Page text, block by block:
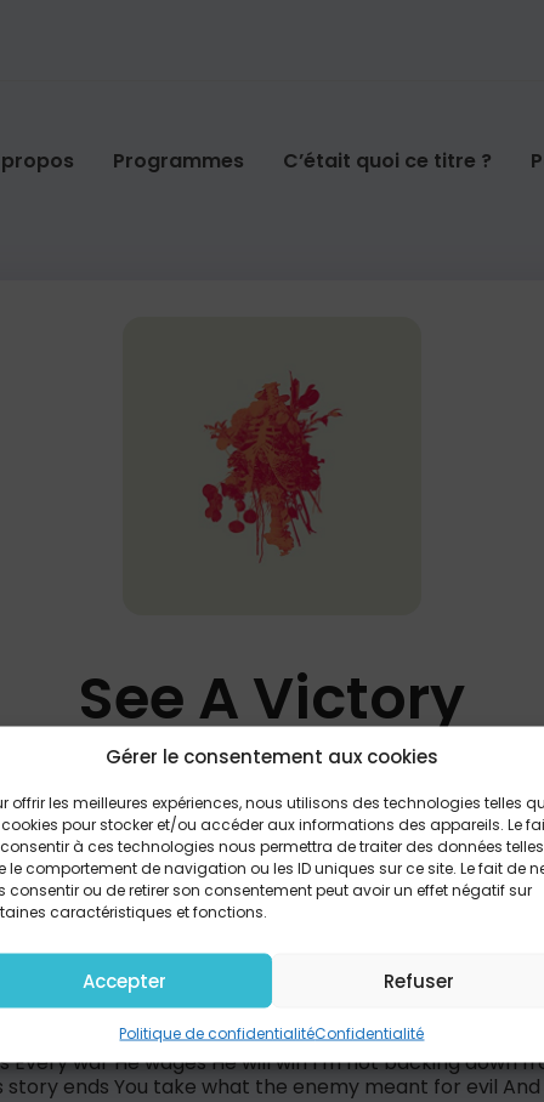
Gérer le consentement aux cookies
offrir les meilleures expériences, nous utilisons des technologies telles
pour stocker et/ou accéder aux informations des appareils. Le
à ces technologies nous permettra de traiter des données telles
le comportement de navigation ou les ID uniques sur ce site. Le fait de
consentir ou de retirer son consentement peut avoir un effet négatif sur
caractéristiques et fonctions.
Accepter Refuser
Politique de confidentialitéConfidentialité
propos Programmes C’était quoi ce titre ?
See A Victory
PARTAGER
be formed but it won’t prosper When the darkness
the God I serve knows only how to triumph My God will
For the battle belongs to You Lord There’s
Every war He wages He will win I’m not backing down
story ends You take what the enemy meant for evil